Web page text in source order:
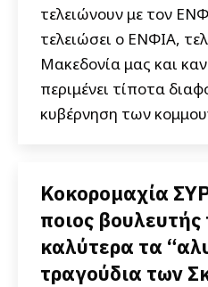
τελειώνουν με τον
τελειώσει ο ΕΝΦΙΑ,
Μακεδονία μας και
περιμένει τίποτα
κυβέρνηση των
Κοκορομαχία
ποιος βουλευτής
καλύτερα τα
τραγούδια των